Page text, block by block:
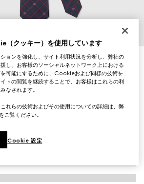
シルクジャカード ネクタイ
（クッキー）を使用しています
ョンを強化し、サイト利用状況を分析し、弊社の
し、お客様のソーシャルネットワーク上における
可能にするために、Cookieおよび同様の技術を
トの閲覧を継続することで、お客様はこれらの利
なされます。
れらの技術およびその使用についての詳細は、弊
をご覧ください。
Cookie 設定